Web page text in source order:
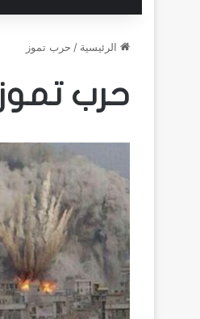
الرئيسية / حرب تموز
حرب تموز